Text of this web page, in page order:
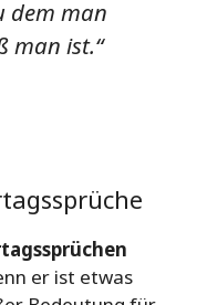
dem man
man ist.“
er ist etwas